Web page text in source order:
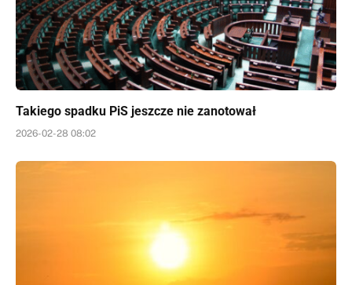
Takiego spadku PiS jeszcze nie zanotował
2026-02-28 08:02